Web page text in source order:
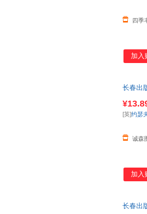
四季
加入
长春出
子发票
诚森
[英]约瑟
加入
长春出